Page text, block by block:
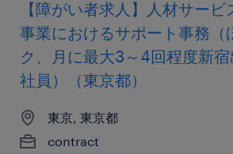
【障がい者求人】人材サー
事業におけるサポート事務（
ク、月に最大3～4回程度新
社員）（東京都）
東京, 東京都
contract